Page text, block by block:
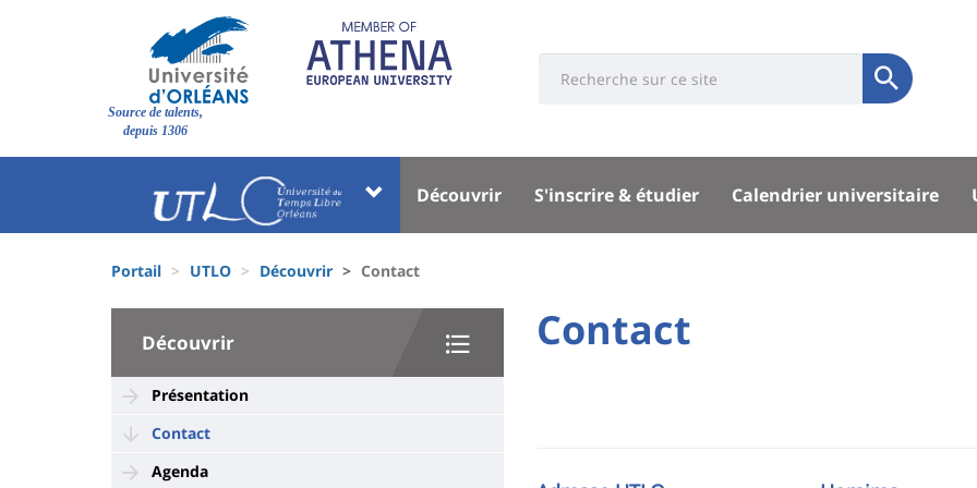
Site
Source de talents,
depuis 1306
Université
Soumettre
Université
Block
liste
des
composantes
Menu
principal
Découvrir S'inscrire & étudier Calendrier universitaire
d'Ariane
Portail UTLO Découvrir Contact
University
Sidebar
Découvrir
Présentation
Contact
Agenda
University
Titre
Contact
de